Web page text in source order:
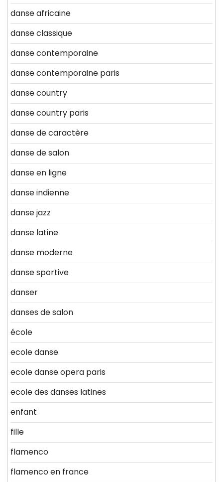
danse africaine
danse classique
danse contemporaine
danse contemporaine paris
danse country
danse country paris
danse de caractère
danse de salon
danse en ligne
danse indienne
danse jazz
danse latine
danse moderne
danse sportive
danser
danses de salon
école
ecole danse
ecole danse opera paris
ecole des danses latines
enfant
fille
flamenco
flamenco en france